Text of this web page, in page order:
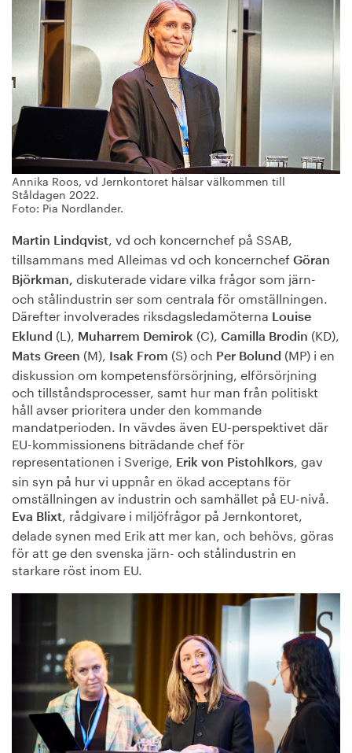
Annika Roos, vd Jernkontoret hälsar välkommen till
Ståldagen 2022.
Foto: Pia Nordlander.
Martin Lindqvist , vd och koncernchef på SSAB,
tillsammans med Alleimas vd och koncernchef Göran
Björkman, diskuterade vidare vilka frågor som järn-
och stålindustrin ser som centrala för omställningen.
Därefter involverades riksdagsledamöterna Louise
Eklund (L), Muharrem Demirok (C), Camilla Brodin (KD),
Mats Green (M), Isak From (S) och Per Bolund (MP) i en
diskussion om kompetensförsörjning, elförsörjning
och tillståndsprocesser, samt hur man från politiskt
håll avser prioritera under den kommande
mandatperioden. In vävdes även EU-perspektivet där
EU-kommissionens biträdande chef för
representationen i Sverige,
Erik von Pistohlkors , gav
sin syn på hur vi uppnår en ökad acceptans för
omställningen av industrin och samhället på EU-nivå.
Eva Blixt
, rådgivare i miljöfrågor på Jernkontoret,
delade synen med Erik att mer kan, och behövs, göras
för att ge den svenska järn- och stålindustrin en
starkare röst inom EU.